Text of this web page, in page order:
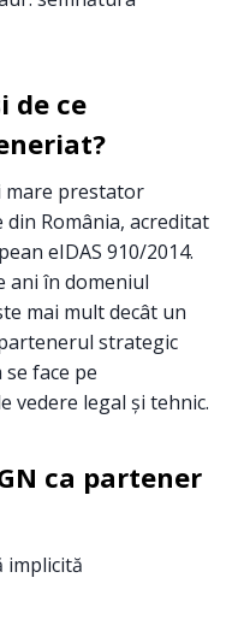
de ce
mare prestator
din România, acreditat
eIDAS 910/2014.
ani în domeniul
mai mult decât un
strategic
face pe
vedere legal și tehnic.
ca partener
implicită